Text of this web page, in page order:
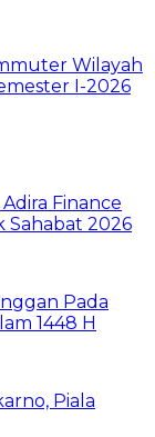
Wilayah
I-2026
Finance
2026
Pada
1448 H
Piala